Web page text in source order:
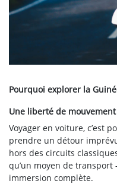
Pourquoi explorer la
Une liberté de
Voyager en voiture, c’est
prendre un détour
hors des circuits
qu’un moyen de
immersion complète.